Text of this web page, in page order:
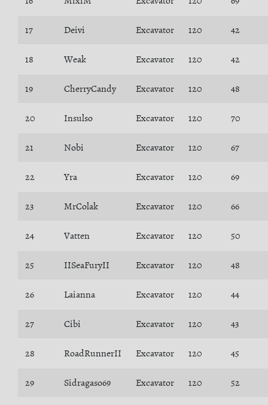
17 Deivi Excavator 120 42
18 Weak Excavator 120 42
19 CherryCandy Excavator 120 48
20 Insulso Excavator 120 70
21 Nobi Excavator 120 67
22 Yra Excavator 120 69
23 MrColak Excavator 120 66
24 Vatten Excavator 120 50
25 IISeaFuryII Excavator 120 48
26 Laianna Excavator 120 44
27 Cibi Excavator 120 43
28 RoadRunnerII Excavator 120 45
29 Sidragaso69 Excavator 120 52